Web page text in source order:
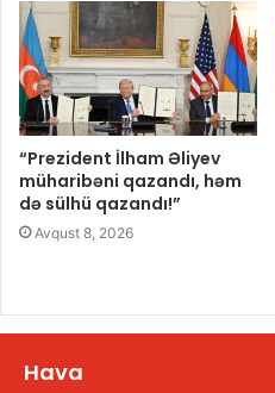
“Prezident İlham Əliyev
müharibəni qazandı, həm
də sülhü qazandı!”
Avqust 8, 2026
Hava